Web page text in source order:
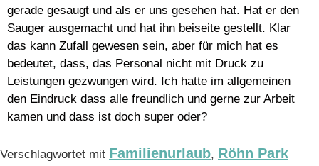
gerade gesaugt und als er uns gesehen hat. Hat er den
Sauger ausgemacht und hat ihn beiseite gestellt. Klar
das kann Zufall gewesen sein, aber für mich hat es
bedeutet, dass, das Personal nicht mit Druck zu
Leistungen gezwungen wird. Ich hatte im allgemeinen
den Eindruck dass alle freundlich und gerne zur Arbeit
kamen und dass ist doch super oder?
Verschlagwortet mit Familienurlaub, Röhn Park